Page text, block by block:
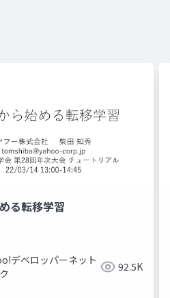
る転移学習
デベロッパーネット
92.5K